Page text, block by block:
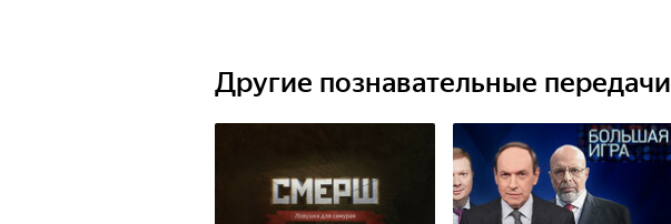
Другие познавательные передачи